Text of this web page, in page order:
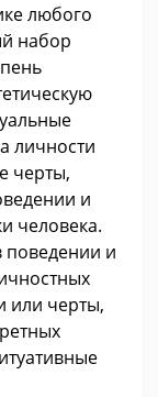
любого
набор
личности
черты,
и
человека.
поведении и
или черты,